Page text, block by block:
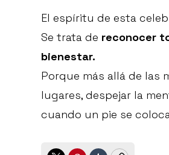
El espíritu de esta
Se trata de reconocer
bienestar.
Porque más allá de las
lugares, despejar la
cuando un pie se